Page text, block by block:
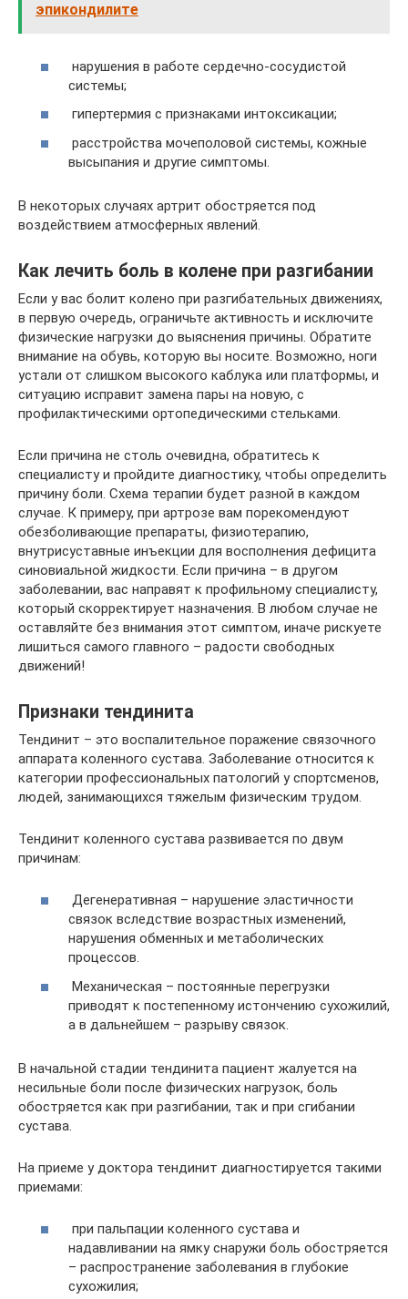
эпикондилите
нарушения в работе сердечно-сосудистой
системы;
гипертермия с признаками интоксикации;
расстройства мочеполовой системы, кожные
высыпания и другие симптомы.
В некоторых случаях артрит обостряется под
воздействием атмосферных явлений.
Как лечить боль в колене при разгибании
Если у вас болит колено при разгибательных движениях,
в первую очередь, ограничьте активность и исключите
физические нагрузки до выяснения причины. Обратите
внимание на обувь, которую вы носите. Возможно, ноги
устали от слишком высокого каблука или платформы, и
ситуацию исправит замена пары на новую, с
профилактическими ортопедическими стельками.
Если причина не столь очевидна, обратитесь к
специалисту и пройдите диагностику, чтобы определить
причину боли. Схема терапии будет разной в каждом
случае. К примеру, при артрозе вам порекомендуют
обезболивающие препараты, физиотерапию,
внутрисуставные инъекции для восполнения дефицита
синовиальной жидкости. Если причина – в другом
заболевании, вас направят к профильному специалисту,
который скорректирует назначения. В любом случае не
оставляйте без внимания этот симптом, иначе рискуете
лишиться самого главного – радости свободных
движений!
Признаки тендинита
Тендинит – это воспалительное поражение связочного
аппарата коленного сустава. Заболевание относится к
категории профессиональных патологий у спортсменов,
людей, занимающихся тяжелым физическим трудом.
Тендинит коленного сустава развивается по двум
причинам:
Дегенеративная – нарушение эластичности
связок вследствие возрастных изменений,
нарушения обменных и метаболических
процессов.
Механическая – постоянные перегрузки
приводят к постепенному истончению сухожилий,
а в дальнейшем – разрыву связок.
В начальной стадии тендинита пациент жалуется на
несильные боли после физических нагрузок, боль
обостряется как при разгибании, так и при сгибании
сустава.
На приеме у доктора тендинит диагностируется такими
приемами:
при пальпации коленного сустава и
надавливании на ямку снаружи боль обостряется
– распространение заболевания в глубокие
сухожилия;